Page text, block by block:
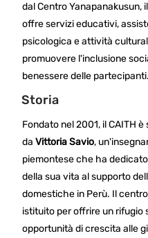
dal Centro Yanapanakusun,
offre servizi educativi,
psicologica e attività
promuovere l'inclusione
benessere delle partecipanti.
Storia
Fondato nel 2001, il CAITH
da Vittoria Savio,
piemontese che ha
della sua vita al supporto
domestiche in Perù. Il
istituito per offrire un rifugio
opportunità di crescita alle